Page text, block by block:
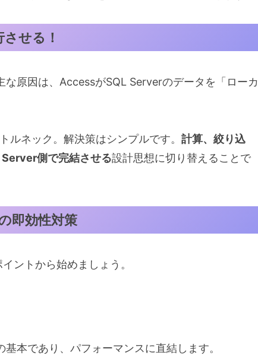
せる！
原因は、AccessがSQL Serverのデータを「ローカ
ルネック。解決策はシンプルです。 計算、絞り込
側で完結させる設計思想に切り替えることで
即効性対策
ントから始めましょう。
本であり、パフォーマンスに直結します。